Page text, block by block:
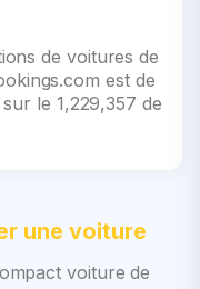
de voitures de
est de
le 1,229,357 de
une voiture
voiture de